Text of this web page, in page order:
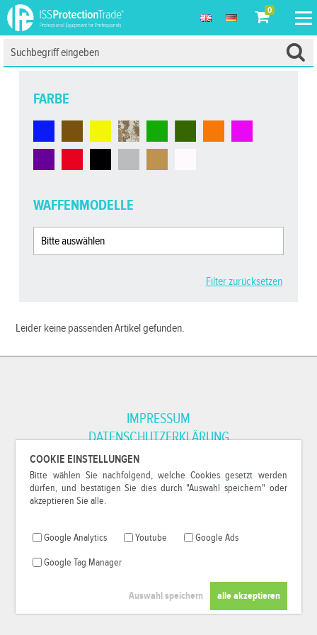
COOKIE EINSTELLUNGEN
Bitte wählen Sie nachfolgend, welche Cookies gesetzt werden
dürfen, und bestätigen Sie dies durch "Auswahl speichern" oder
akzeptieren Sie alle.
Google Analytics Youtube Google Ads
Google Tag Manager
0
FARBE
WAFFENMODELLE
Filter zurücksetzen
Leider keine passenden Artikel gefunden.
IMPRESSUM
DATENSCHUTZERKLÄRUNG
*Alle Preise inkl. MwSt. und zzgl.Versandkosten
© 2000-2026 79Pixel, alle Rechte vorbehalten.